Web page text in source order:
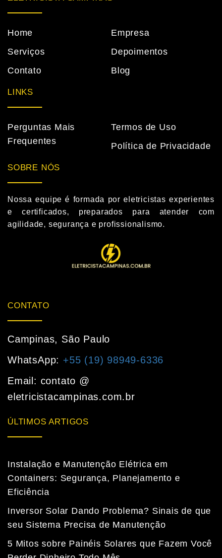
Home
Empresa
Serviços
Depoimentos
Contato
Blog
LINKS
Perguntas Mais
Frequentes
Termos de Uso
Política de Privacidade
SOBRE NÓS
Nossa equipe é formada por eletricistas experientes
e certificados, preparados para atender com
agilidade, segurança e profissionalismo.
CONTATO
Campinas, São Paulo
WhatsApp: +55 (19) 98949-6336
Email: contato @
eletricistacampinas.com.br
ÚLTIMOS ARTIGOS
Instalação e Manutenção Elétrica em
Containers: Segurança, Planejamento e
Eficiência
Inversor Solar Dando Problema? Sinais de que
seu Sistema Precisa de Manutenção
5 Mitos sobre Painéis Solares que Fazem Você